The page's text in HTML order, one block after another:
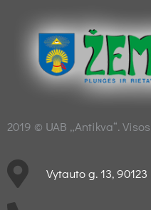
2019 © UAB „Antikva“.
Vytauto g. 13,